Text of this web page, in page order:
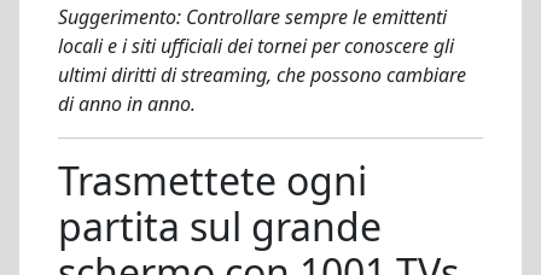
Suggerimento: Controllare sempre le emittenti
locali e i siti ufficiali dei tornei per conoscere gli
ultimi diritti di streaming, che possono cambiare
di anno in anno.
Trasmettete ogni
partita sul grande